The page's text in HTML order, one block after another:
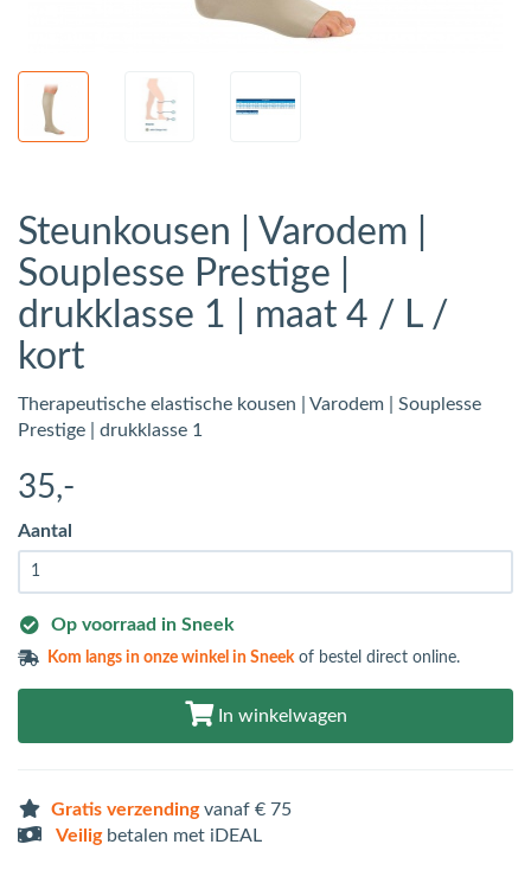
Steunkousen | Varodem |
Souplesse Prestige |
drukklasse 1 | maat 4 / L /
kort
Therapeutische elastische kousen | Varodem | Souplesse
Prestige | drukklasse 1
35,-
Aantal
Op voorraad in Sneek
Kom langs inonze winkel in Sneek of bestel direct online.
In winkelwagen
Gratis verzendingvanaf € 75
Veiligbetalen met iDEAL